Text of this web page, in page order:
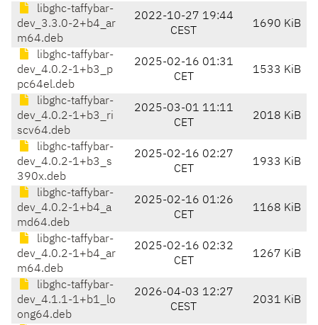
libghc-taffybar-
dev_3.3.0-2+b4_ar
m64.deb
2022-10-27 19:44
CEST
1690 KiB
libghc-taffybar-
dev_4.0.2-1+b3_p
pc64el.deb
2025-02-16 01:31
CET
1533 KiB
libghc-taffybar-
dev_4.0.2-1+b3_ri
scv64.deb
2025-03-01 11:11
CET
2018 KiB
libghc-taffybar-
dev_4.0.2-1+b3_s
390x.deb
2025-02-16 02:27
CET
1933 KiB
libghc-taffybar-
dev_4.0.2-1+b4_a
md64.deb
2025-02-16 01:26
CET
1168 KiB
libghc-taffybar-
dev_4.0.2-1+b4_ar
m64.deb
2025-02-16 02:32
CET
1267 KiB
libghc-taffybar-
dev_4.1.1-1+b1_lo
ong64.deb
2026-04-03 12:27
CEST
2031 KiB